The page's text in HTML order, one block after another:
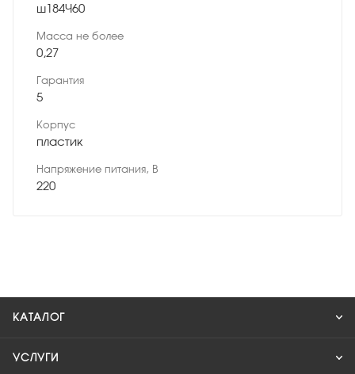
ø184×60
Масса не более
0,27
Гарантия
5
Корпус
пластик
Напряжение питания, В
220
КАТАЛОГ
УСЛУГИ